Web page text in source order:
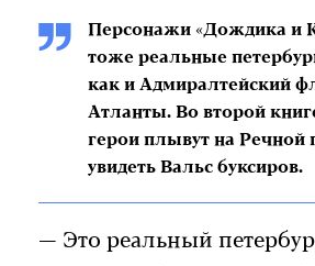
Персонажи «Дождика и
тоже реальные
как и Адмиралтейский
Атланты. Во второй
герои плывут на Речной
увидеть Вальс буксиров.
— Это реальный